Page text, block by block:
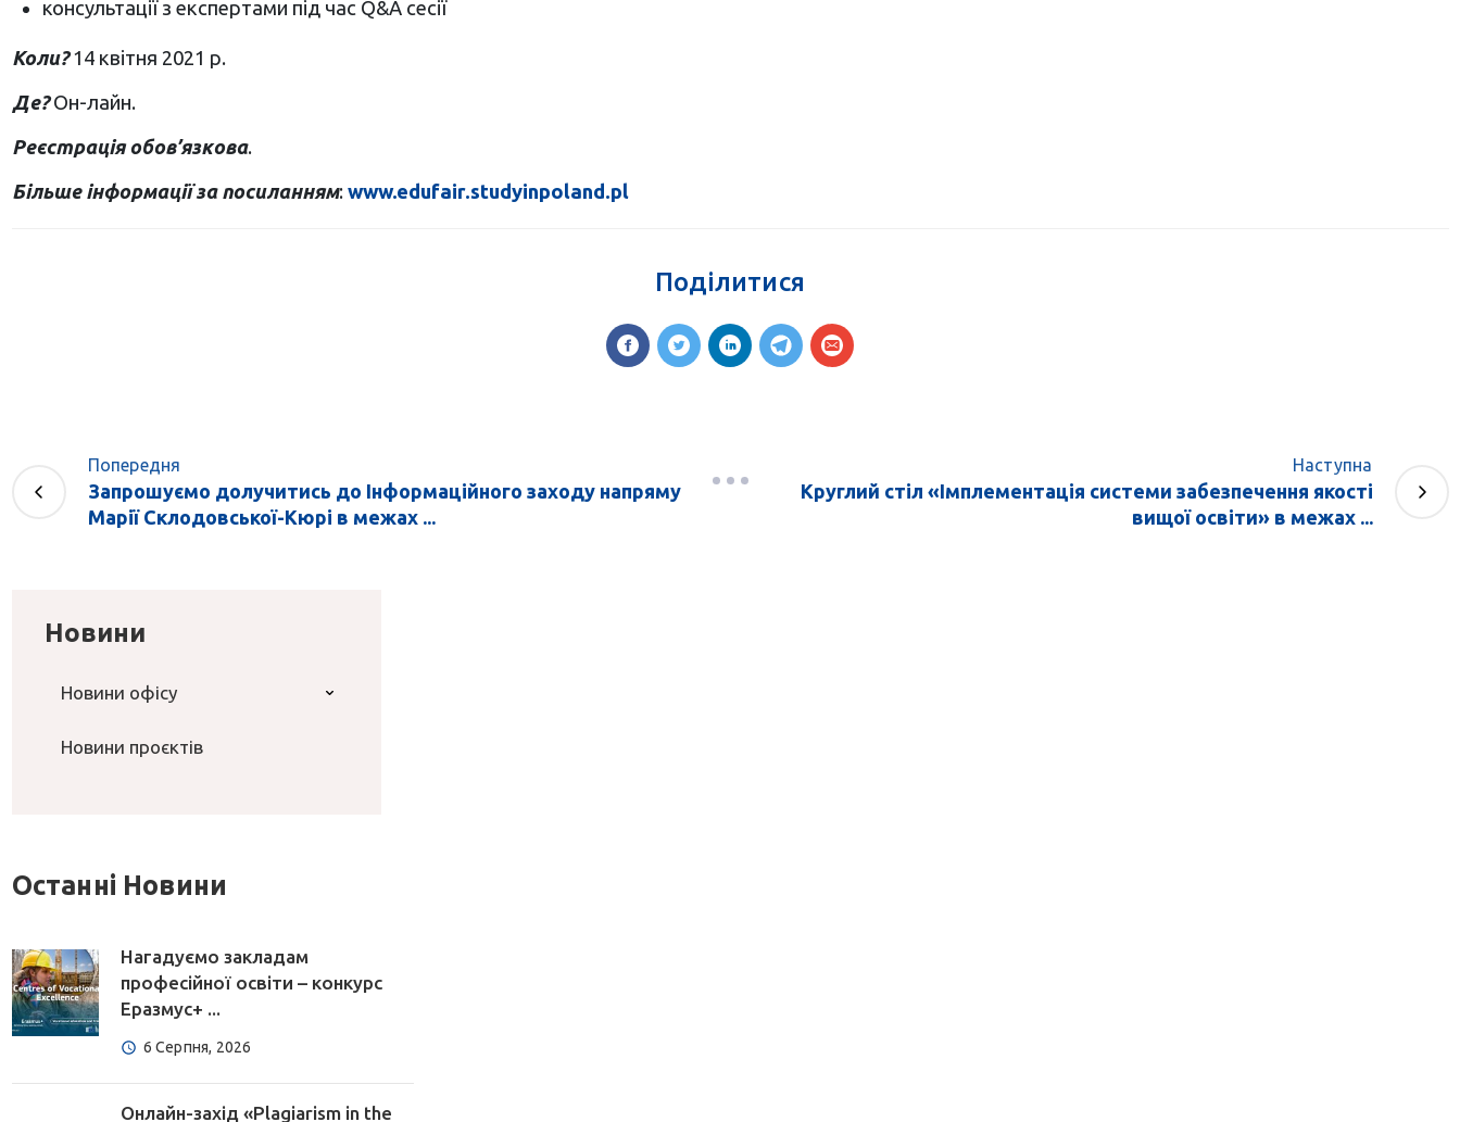
консультації з експертами під час Q&A сесії
Коли? 14 квітня 2021 р.
Де?Он-лайн.
Реєстрація обов’язкова.
Більше інформації за посиланням: www.edufair.studyinpoland.pl
Поділитися
Попередня
Запрошуємо долучитись до Інформаційного заходу напряму
Марії Склодовської-Кюрі в межах ...
Наступна
Круглий стіл «Імплементація системи забезпечення якості
вищої освіти» в межах ...
Новини
Новини офісу
Новини проєктів
Останні Новини
Нагадуємо закладам
професійної освіти – конкурс
Еразмус+ ...
6 Серпня, 2026
Онлайн-захід «Plagiarism in the